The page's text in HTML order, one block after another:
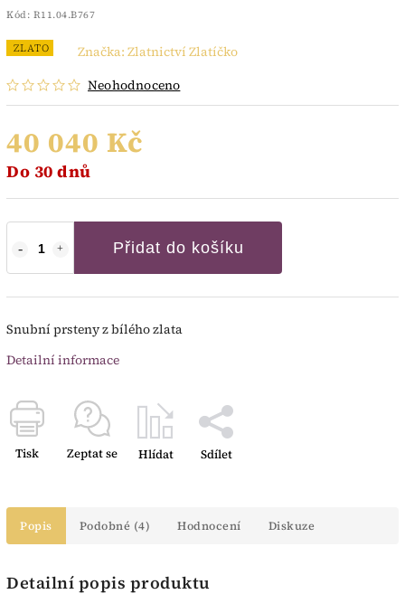
Kód: R11.04.B767
ZLATO
Neohodnoceno
Značka: Zlatnictví Zlatíčko
40 040 Kč
Do 30 dnů
Přidat do košíku
Snubní prsteny z bílého zlata
Detailní informace
Tisk Zeptat se Hlídat Sdílet
Popis Podobné (4) Hodnocení Diskuze
Detailní popis produktu